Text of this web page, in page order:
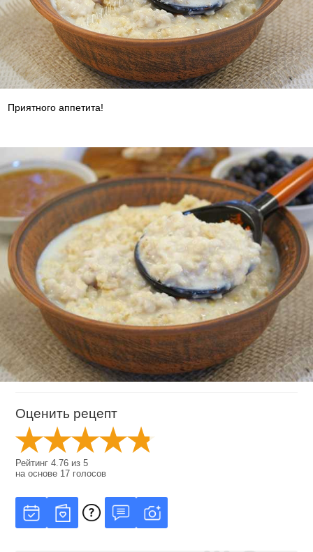
Приятного аппетита!
Оценить рецепт
Рейтинг4.76 из5
на основе 17 голосов